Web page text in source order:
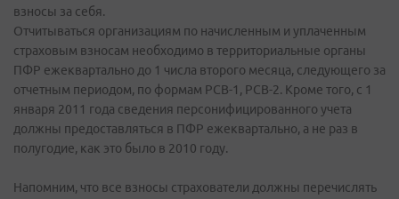
взносы за себя.
Отчитываться организациям по начисленным и уплаченным
страховым взносам необходимо в территориальные органы
ПФР ежеквартально до 1 числа второго месяца, следующего за
отчетным периодом, по формам РСВ-1, РСВ-2. Кроме того, с 1
января 2011 года сведения персонифицированного учета
должны предоставляться в ПФР ежеквартально, а не раз в
полугодие, как это было в 2010 году.
Напомним, что все взносы страхователи должны перечислять